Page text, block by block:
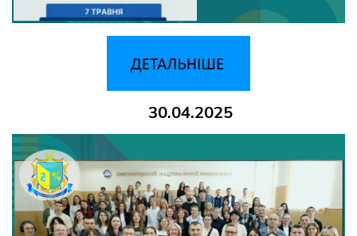
30.04.2025